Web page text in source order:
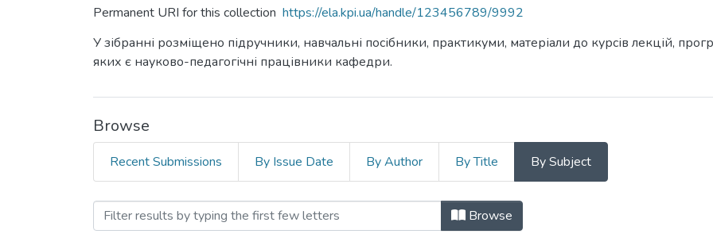
Permanent URI for this collection https://ela.kpi.ua/handle/123456789/9992
У зібранні розміщено підручники, навчальні посібники, практикуми, матеріали до курсів лекцій,
яких є науково-педагогічні працівники кафедри.
Browse
Recent Submissions By Issue Date By Author By Title By Subject
Browsing Навчально-методичні матеріали (КТППАМ) by
Browse